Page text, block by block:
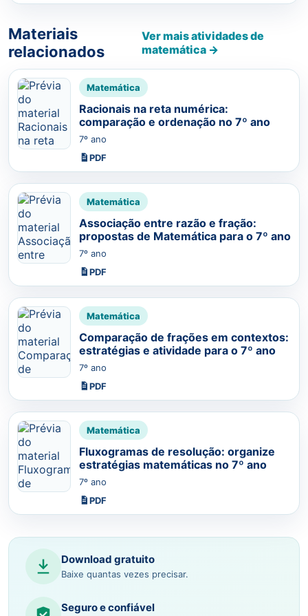
Materiais
relacionados
Ver mais atividades de
matemática →
Matemática
Racionais na reta numérica:
comparação e ordenação no 7º ano
7º ano
PDF
Matemática
Associação entre razão e fração:
propostas de Matemática para o 7º ano
7º ano
PDF
Matemática
Comparação de frações em contextos:
estratégias e atividade para o 7º ano
7º ano
PDF
Matemática
Fluxogramas de resolução: organize
estratégias matemáticas no 7º ano
7º ano
PDF
Download gratuito
Baixe quantas vezes precisar.
Seguro e confiável